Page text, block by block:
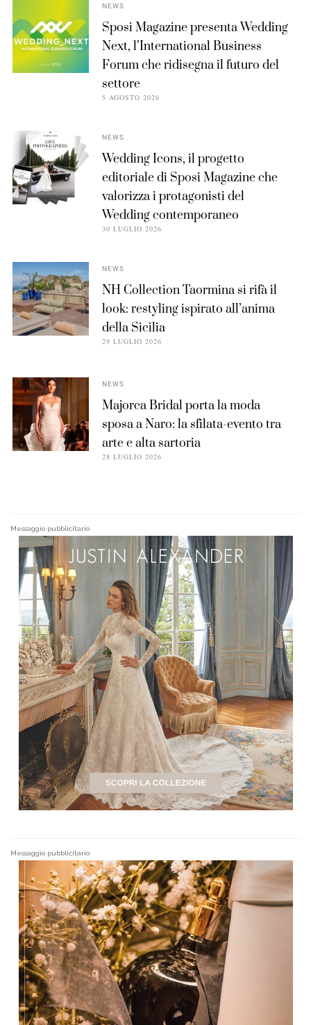
NEWS
Sposi Magazine presenta Wedding
Next, l’International Business
Forum che ridisegna il futuro del
settore
5 AGOSTO 2026
NEWS
Wedding Icons, il progetto
editoriale di Sposi Magazine che
valorizza i protagonisti del
Wedding contemporaneo
30 LUGLIO 2026
NEWS
NH Collection Taormina si rifà il
look: restyling ispirato all’anima
della Sicilia
29 LUGLIO 2026
NEWS
Majorca Bridal porta la moda
sposa a Naro: la sfilata-evento tra
arte e alta sartoria
28 LUGLIO 2026
Messaggio pubblicitario
Messaggio pubblicitario